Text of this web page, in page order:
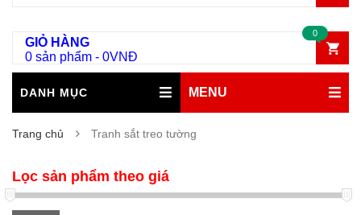
GIỎ HÀNG
0 sản phẩm - 0VNĐ
0
DANH MỤC MENU
Trang chủ Tranh sắt treo tường
Lọc sản phẩm theo giá